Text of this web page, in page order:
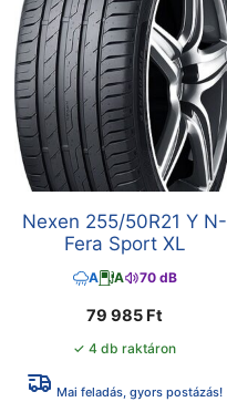
Nexen 255/50R21 Y N-
Fera Sport XL
A A 70 dB
79 985 Ft
✓ 4 db raktáron
Mai feladás, gyors postázás!